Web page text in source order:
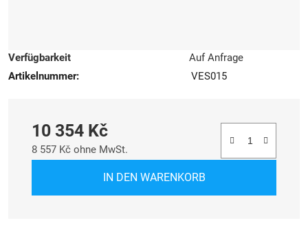
Verfügbarkeit
Auf Anfrage
Artikelnummer:
VES015
10 354 Kč
8 557 Kč ohne MwSt.
IN DEN WARENKORB